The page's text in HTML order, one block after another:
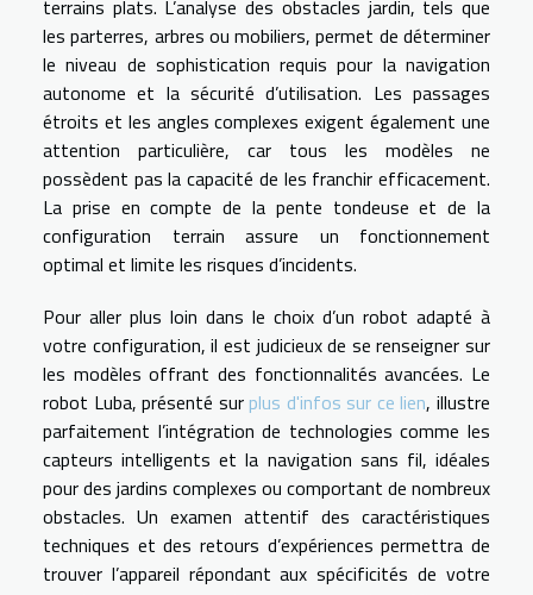
terrains plats. L’analyse des obstacles jardin, tels que
les parterres, arbres ou mobiliers, permet de déterminer
le niveau de sophistication requis pour la navigation
autonome et la sécurité d’utilisation. Les passages
étroits et les angles complexes exigent également une
attention particulière, car tous les modèles ne
possèdent pas la capacité de les franchir efficacement.
La prise en compte de la pente tondeuse et de la
configuration terrain assure un fonctionnement
optimal et limite les risques d’incidents.
Pour aller plus loin dans le choix d’un robot adapté à
votre configuration, il est judicieux de se renseigner sur
les modèles offrant des fonctionnalités avancées. Le
robot Luba, présenté sur plus d'infos sur ce lien, illustre
parfaitement l’intégration de technologies comme les
capteurs intelligents et la navigation sans fil, idéales
pour des jardins complexes ou comportant de nombreux
obstacles. Un examen attentif des caractéristiques
techniques et des retours d’expériences permettra de
trouver l’appareil répondant aux spécificités de votre